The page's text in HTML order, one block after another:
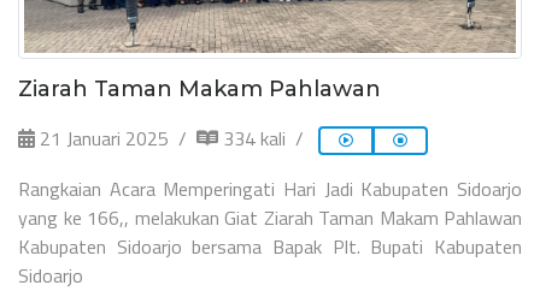
Ziarah Taman Makam Pahlawan
21 Januari 2025
334 kali
Rangkaian Acara Memperingati Hari Jadi Kabupaten Sidoarjo
yang ke 166,, melakukan Giat Ziarah Taman Makam Pahlawan
Kabupaten Sidoarjo bersama Bapak Plt. Bupati Kabupaten
Sidoarjo